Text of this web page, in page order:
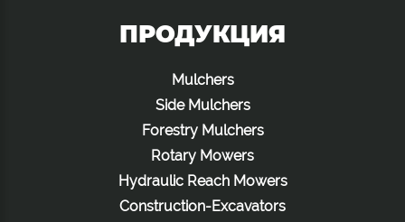
ПРОДУКЦИЯ
Mulchers
Side Mulchers
Forestry Mulchers
Rotary Mowers
Hydraulic Reach Mowers
Construction-Excavators